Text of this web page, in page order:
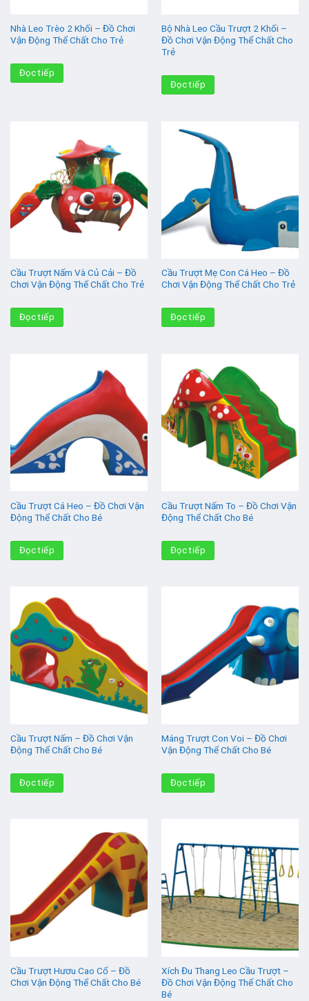
Nhà Leo Trèo 2 Khối – Đồ Chơi
Vận Động Thể Chất Cho Trẻ
Đọc tiếp
Bộ Nhà Leo Cầu Trượt 2 Khối –
Đồ Chơi Vận Động Thể Chất Cho
Trẻ
Đọc tiếp
Cầu Trượt Nấm Và Củ Cải – Đồ
Chơi Vận Động Thể Chất Cho Trẻ
Đọc tiếp
Cầu Trượt Mẹ Con Cá Heo – Đồ
Chơi Vận Động Thể Chất Cho Trẻ
Đọc tiếp
Cầu Trượt Cá Heo – Đồ Chơi Vận
Động Thể Chất Cho Bé
Đọc tiếp
Cầu Trượt Nấm To – Đồ Chơi Vận
Động Thể Chất Cho Bé
Đọc tiếp
Cầu Trượt Nấm – Đồ Chơi Vận
Động Thể Chất Cho Bé
Đọc tiếp
Máng Trượt Con Voi – Đồ Chơi
Vận Động Thể Chất Cho Bé
Đọc tiếp
Cầu Trượt Hươu Cao Cổ – Đồ
Chơi Vận Động Thể Chất Cho Bé
Xích Đu Thang Leo Cầu Trượt –
Đồ Chơi Vận Động Thể Chất Cho
Bé